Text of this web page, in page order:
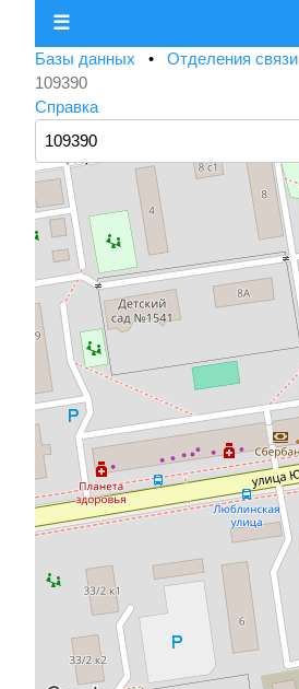
☰
Базы данных • Отделения связи
109390
Справка